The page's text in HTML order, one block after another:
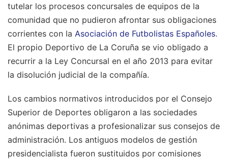
tutelar los procesos concursales de equipos de la
comunidad que no pudieron afrontar sus obligaciones
corrientes con la Asociación de Futbolistas Españoles.
El propio Deportivo de La Coruña se vio obligado a
recurrir a la Ley Concursal en el año 2013 para evitar
la disolución judicial de la compañía.
Los cambios normativos introducidos por el Consejo
Superior de Deportes obligaron a las sociedades
anónimas deportivas a profesionalizar sus consejos de
administración. Los antiguos modelos de gestión
presidencialista fueron sustituidos por comisiones